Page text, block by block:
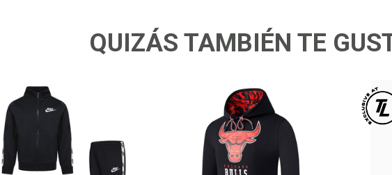
QUIZÁS TAMBIÉN TE